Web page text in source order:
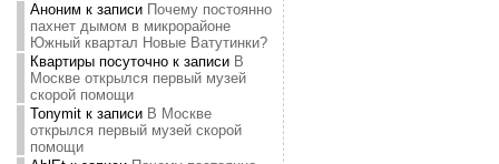
Аноним к записи Почему постоянно
пахнет дымом в микрорайоне
Южный квартал Новые Ватутинки?
Квартиры посуточнок записи В
Москве открылся первый музей
скорой помощи
Tonymitк записи В Москве
открылся первый музей скорой
помощи